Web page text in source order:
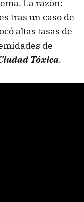
La razón:
tras un caso de
altas tasas de
de
Tóxica.